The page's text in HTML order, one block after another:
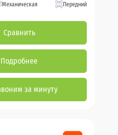
Механическая Передний
Сравнить
Подробнее
за минуту